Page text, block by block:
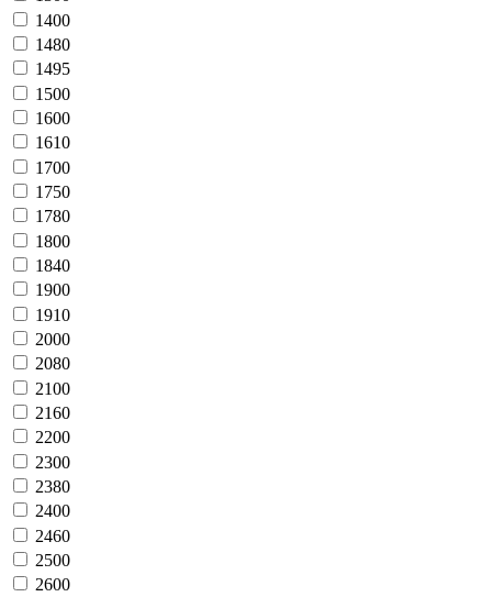
1400
1480
1495
1500
1600
1610
1700
1750
1780
1800
1840
1900
1910
2000
2080
2100
2160
2200
2300
2380
2400
2460
2500
2600